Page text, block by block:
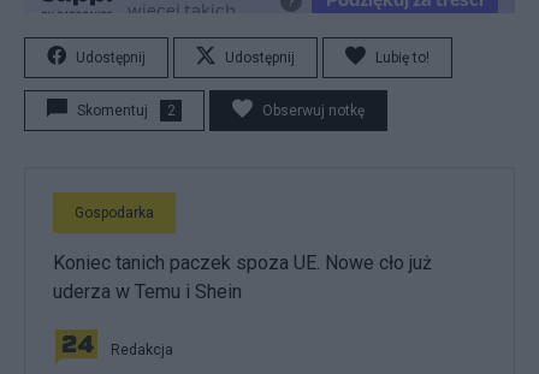
Udostępnij Udostępnij Lubię to!
Skomentuj 2 Obserwuj notkę
Gospodarka
Koniec tanich paczek spoza UE. Nowe cło już
uderza w Temu i Shein
Redakcja